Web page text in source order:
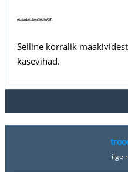
Alustada tuleks SAUNAST.
Selline korralik
kasevihad.
ilge